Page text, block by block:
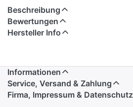
Beschreibung
Bewertungen
Hersteller Info
Informationen
Service, Versand & Zahlung
Firma, Impressum & Datenschutz